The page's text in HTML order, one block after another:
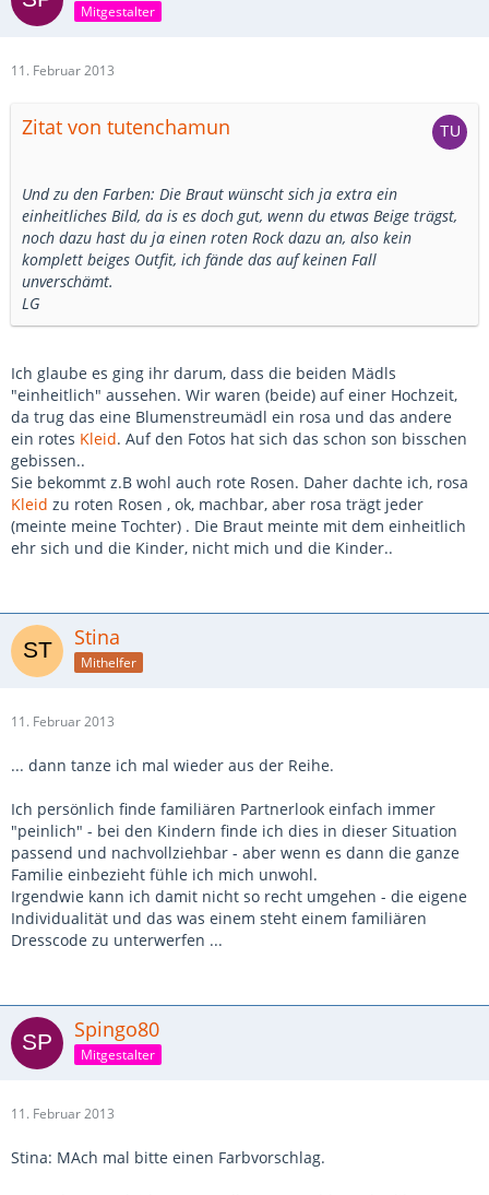
Mitgestalter
11. Februar 2013
Zitat von tutenchamun
Und zu den Farben: Die Braut wünscht sich ja extra ein
einheitliches Bild, da is es doch gut, wenn du etwas Beige trägst,
noch dazu hast du ja einen roten Rock dazu an, also kein
komplett beiges Outfit, ich fände das auf keinen Fall
unverschämt.
LG
Ich glaube es ging ihr darum, dass die beiden Mädls
"einheitlich" aussehen. Wir waren (beide) auf einer Hochzeit,
da trug das eine Blumenstreumädl ein rosa und das andere
ein rotes Kleid. Auf den Fotos hat sich das schon son bisschen
gebissen..
Sie bekommt z.B wohl auch rote Rosen. Daher dachte ich, rosa
Kleid zu roten Rosen , ok, machbar, aber rosa trägt jeder
(meinte meine Tochter) . Die Braut meinte mit dem einheitlich
ehr sich und die Kinder, nicht mich und die Kinder..
Stina
Mithelfer
11. Februar 2013
... dann tanze ich mal wieder aus der Reihe.
Ich persönlich finde familiären Partnerlook einfach immer
"peinlich" - bei den Kindern finde ich dies in dieser Situation
passend und nachvollziehbar - aber wenn es dann die ganze
Familie einbezieht fühle ich mich unwohl.
Irgendwie kann ich damit nicht so recht umgehen - die eigene
Individualität und das was einem steht einem familiären
Dresscode zu unterwerfen ...
Spingo80
Mitgestalter
11. Februar 2013
Stina: MAch mal bitte einen Farbvorschlag.